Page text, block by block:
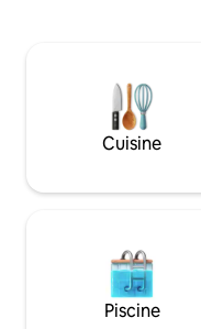
trouve à 1 km/5 min en
Monaco, de la plage,
de la vie nocturne.
Cuisine
Piscine